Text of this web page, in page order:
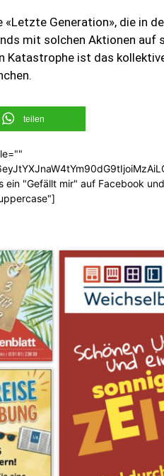
Generation», die in
mit solchen Aktionen auf
Katastrophe ist das
teilen
ein "Gefällt mir" auf Facebook